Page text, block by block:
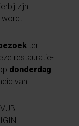
zijn
ter
restauratie-
donderdag
van: